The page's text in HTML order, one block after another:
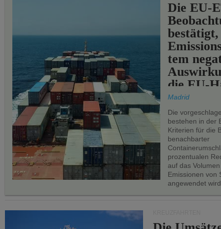
Die EU-
bestätigt,
tem
die EU-
Madrid
Die
bestehen in der
Kriterien für die
benachbarter
prozentualen
auf das
Emissionen von
angewendet